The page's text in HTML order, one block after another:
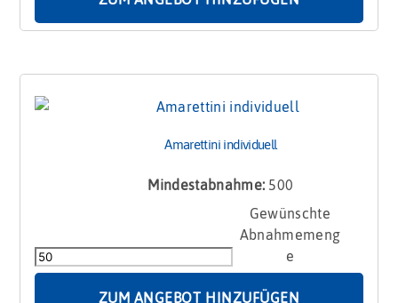
Amarettini individuell
Mindestabnahme: 500
Menge
ZUM ANGEBOT HINZUFÜGEN